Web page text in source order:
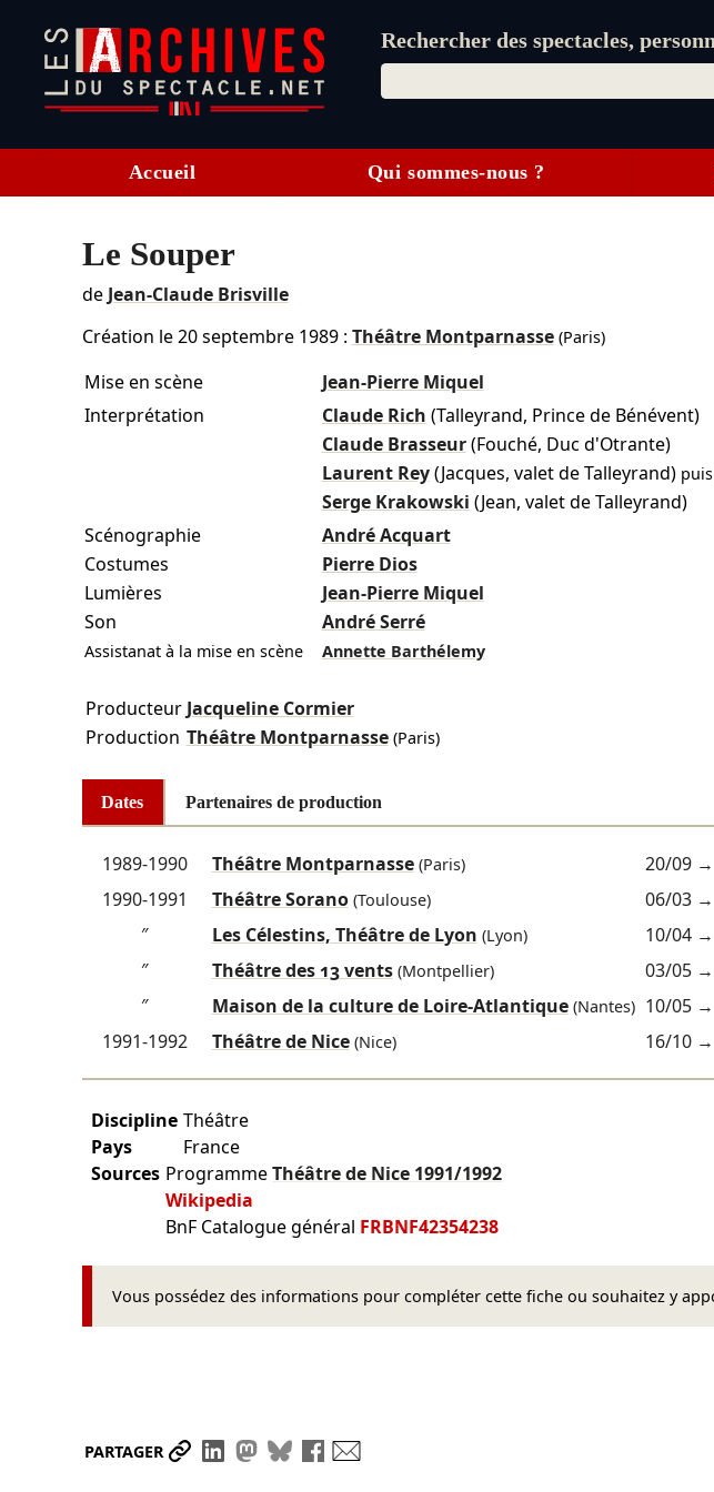
Rechercher des spectacles,
Accueil Qui sommes-nous ?
Le Souper
de Jean-Claude Brisville
Création le20 septembre 1989: Théâtre Montparnasse(Paris)
Mise en scène
Jean-Pierre Miquel
Interprétation
Claude Rich (Talleyrand, Prince de Bénévent)
Claude Brasseur (Fouché, Duc d'Otrante)
Laurent Rey (Jacques, valet de Talleyrand) puis
Serge Krakowski (Jean, valet de Talleyrand)
Scénographie
André Acquart
Costumes
Pierre Dios
Lumières
Jean-Pierre Miquel
Son
André Serré
Assistanat à la mise en scène Annette Barthélemy
Producteur Jacqueline Cormier
Production Théâtre Montparnasse(Paris)
Dates Partenaires de production
1989-1990 Théâtre Montparnasse(Paris) 20/09→
1990-1991
Théâtre Sorano(Toulouse) 06/03→
″ Les Célestins, Théâtre de Lyon (Lyon) 10/04→
″
Théâtre des 13 vents(Montpellier) 03/05→
″ Maison de la culture de Loire-Atlantique(Nantes) 10/05→
1991-1992
Théâtre de Nice(Nice) 16/10→
Discipline Théâtre
Pays
France
Sources ProgrammeThéâtre de Nice 1991/1992
Wikipedia
BnF Catalogue général FRBNF42354238
Vous possédez des informations pour compléter cette fiche ou souhaitez y
PARTAGER Partager le lien
Partager sur LinkedIn
Partager sur Mastodon
Partager sur Bluesky
Partager sur Facebook